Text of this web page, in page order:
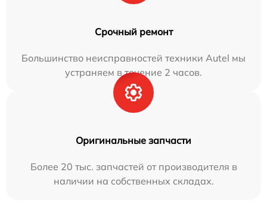
Срочный ремонт
Большинство неисправностей техники Autel мы
устраняем в течение 2 часов.
Оригинальные запчасти
Более 20 тыс. запчастей от производителя в
наличии на собственных складах.